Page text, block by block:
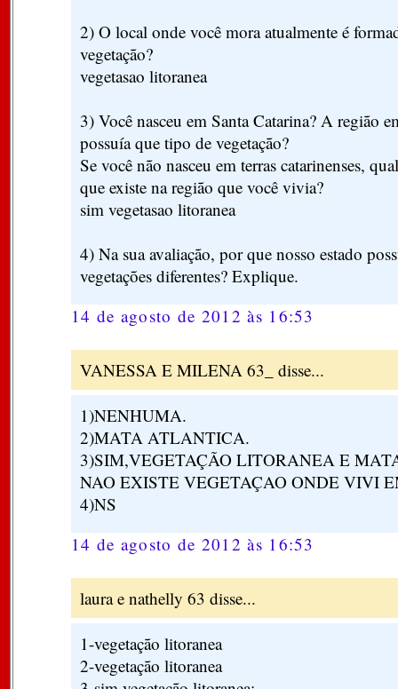
2) O local onde você mora atualmente é
vegetação?
vegetasao litoranea
3) Você nasceu em Santa Catarina? A região
possuía que tipo de vegetação?
Se você não nasceu em terras catarinenses,
que existe na região que você vivia?
sim vegetasao litoranea
4) Na sua avaliação, por que nosso estado
vegetações diferentes? Explique.
14 de agosto de 2012 às 16:53
VANESSA E MILENA 63_ disse...
1)NENHUMA.
2)MATA ATLANTICA.
3)SIM,VEGETAÇÃO LITORANEA E
NAO EXISTE VEGETAÇAO ONDE VIVI
4)NS
14 de agosto de 2012 às 16:53
laura e nathelly 63 disse...
1-vegetação litoranea
2-vegetação litoranea